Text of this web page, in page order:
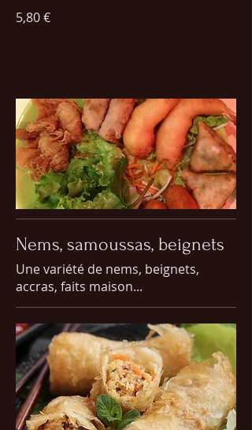
5,80 €
Nems, samoussas, beignets
Une variété de nems, beignets,
accras, faits maison...